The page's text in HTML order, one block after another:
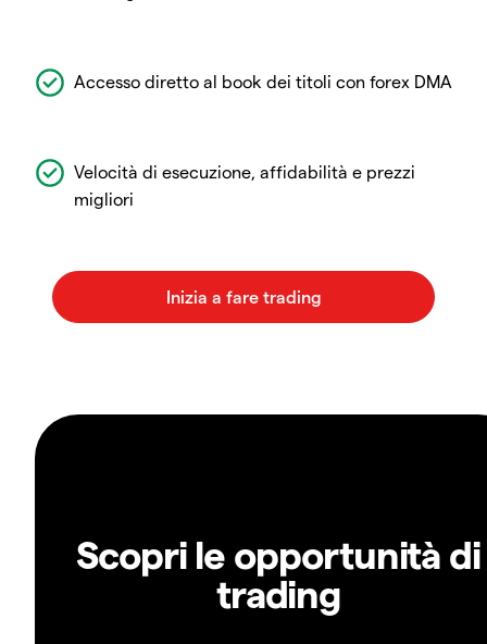
Accesso diretto al book dei titoli con forex DMA
Velocità di esecuzione, affidabilità e prezzi
migliori
Scopri le opportunità di
trading